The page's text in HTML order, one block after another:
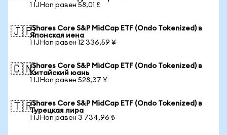
1 IJHon равен 58,01 £
🇯🇵iShares Core S&P MidCap ETF (Ondo Tokenized) в
Японская иена
1 IJHon равен 12 336,59 ¥
🇨🇳iShares Core S&P MidCap ETF (Ondo Tokenized) в
Китайский юань
1 IJHon равен 528,37 ¥
🇹🇷iShares Core S&P MidCap ETF (Ondo Tokenized) в
Турецкая лира
1 IJHon равен 3 734,96 ₺